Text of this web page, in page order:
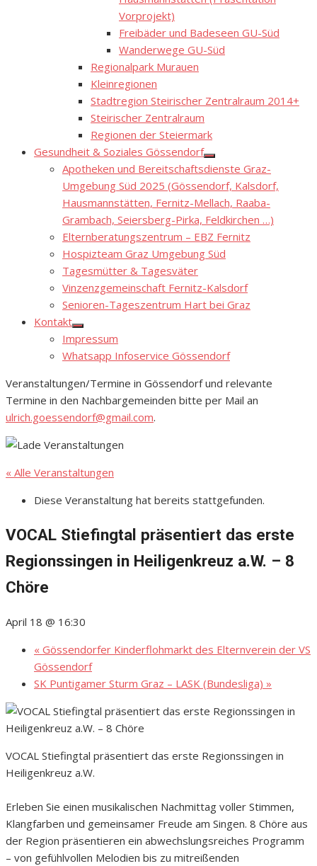
Vorprojekt)
Freibäder und Badeseen GU-Süd
Wanderwege GU-Süd
Regionalpark Murauen
Kleinregionen
Stadtregion Steirischer Zentralraum 2014+
Steirischer Zentralraum
Regionen der Steiermark
Gesundheit & Soziales Gössendorf
Show
sub
menu
Apotheken und Bereitschaftsdienste Graz-
Umgebung Süd 2025 (Gössendorf, Kalsdorf,
Hausmannstätten, Fernitz-Mellach, Raaba-
Grambach, Seiersberg-Pirka, Feldkirchen …)
Elternberatungszentrum – EBZ Fernitz
Hospizteam Graz Umgebung Süd
Tagesmütter & Tagesväter
Vinzenzgemeinschaft Fernitz-Kalsdorf
Senioren-Tageszentrum Hart bei Graz
Kontakt
Show
sub
menu
Impressum
Whatsapp Infoservice Gössendorf
Veranstaltungen/Termine in Gössendorf und relevante
Termine in den Nachbargemeinden bitte per Mail an
ulrich.goessendorf@gmail.com.
« Alle Veranstaltungen
Diese Veranstaltung hat bereits stattgefunden.
VOCAL Stiefingtal präsentiert das erste
Regionssingen in Heiligenkreuz a.W. – 8
Chöre
April 18 @ 16:30
« Gössendorfer Kinderflohmarkt des Elternverein der VS
Gössendorf
SK Puntigamer Sturm Graz – LASK (Bundesliga) »
VOCAL Stiefingtal präsentiert das erste Regionssingen in
Heiligenkreuz a.W.
Erleben Sie einen musikalischen Nachmittag voller Stimmen,
Klangfarben und gemeinsamer Freude am Singen. 8 Chöre aus
der Region präsentieren ein abwechslungsreiches Programm
– von gefühlvollen Melodien bis zu mitreißenden